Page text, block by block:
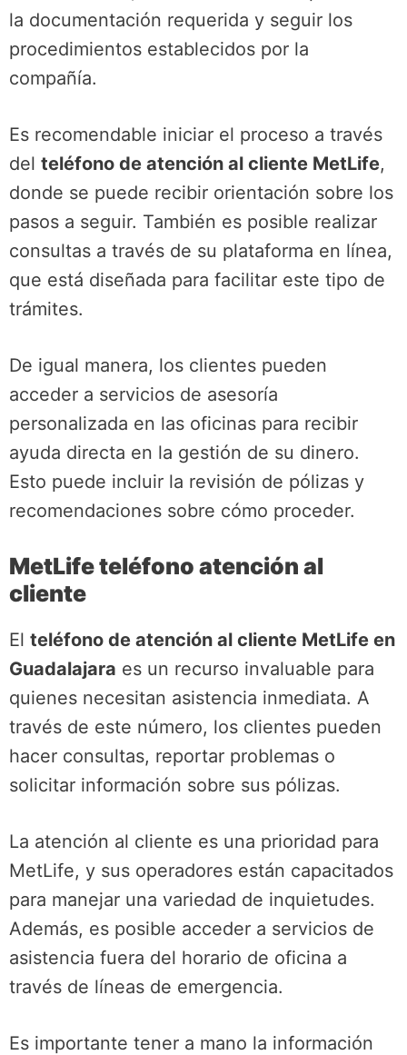
la documentación requerida y seguir los
procedimientos establecidos por la
compañía.
Es recomendable iniciar el proceso a través
del teléfono de atención al cliente MetLife,
donde se puede recibir orientación sobre los
pasos a seguir. También es posible realizar
consultas a través de su plataforma en línea,
que está diseñada para facilitar este tipo de
trámites.
De igual manera, los clientes pueden
acceder a servicios de asesoría
personalizada en las oficinas para recibir
ayuda directa en la gestión de su dinero.
Esto puede incluir la revisión de pólizas y
recomendaciones sobre cómo proceder.
MetLife teléfono atención al
cliente
El teléfono de atención al cliente MetLife en
Guadalajara es un recurso invaluable para
quienes necesitan asistencia inmediata. A
través de este número, los clientes pueden
hacer consultas, reportar problemas o
solicitar información sobre sus pólizas.
La atención al cliente es una prioridad para
MetLife, y sus operadores están capacitados
para manejar una variedad de inquietudes.
Además, es posible acceder a servicios de
asistencia fuera del horario de oficina a
través de líneas de emergencia.
Es importante tener a mano la información